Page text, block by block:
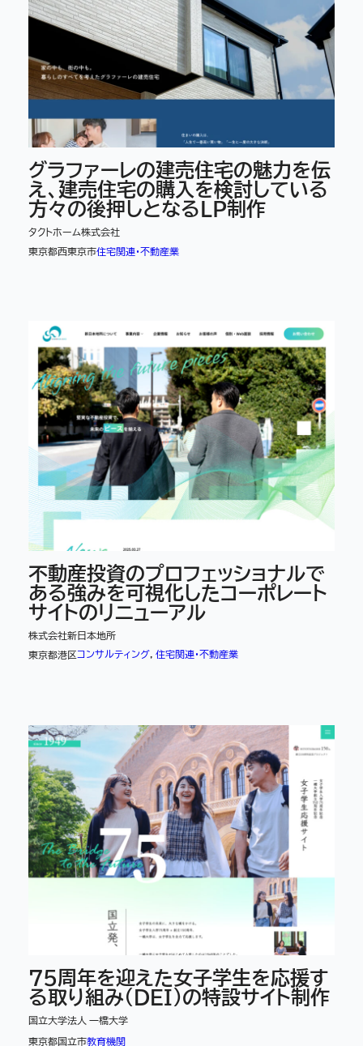
グラファーレの建売住宅の魅力を伝
え、建売住宅の購入を検討している
方々の後押しとなるLP制作
タクトホーム株式会社
東京都西東京市住宅関連・不動産業
不動産投資のプロフェッショナルで
ある強みを可視化したコーポレート
サイトのリニューアル
株式会社新日本地所
東京都港区コンサルティング, 住宅関連・不動産業
75周年を迎えた女子学生を応援す
る取り組み(DEI)の特設サイト制作
国立大学法人 一橋大学
東京都国立市教育機関